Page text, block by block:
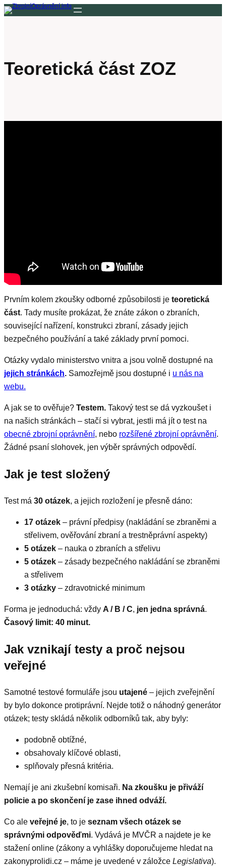
Přeskočit
Teoretická část ZOZ
Prvním kolem zkoušky odborné způsobilosti je teoretická
část. Tady musíte prokázat, že znáte zákon o zbraních,
související nařízení, konstrukci zbraní, zásady jejich
bezpečného používání a také základy první pomoci.
Otázky vydalo ministerstvo vnitra a jsou volně dostupné na
jejich stránkách. Samozřejmě jsou dostupné i u nás na
webu.
A jak se to ověřuje? Testem. Takový test se dá vyzkoušet i
na našich stránkách – stačí si vybrat, jestli má jít o test na
obecné zbrojní oprávnění, nebo rozšířené zbrojní oprávnění.
Žádné psaní slohovek, jen výběr správných odpovědí.
Jak je test složený
Test má 30 otázek, a jejich rozložení je přesně dáno:
17 otázek – právní předpisy (nakládání se zbraněmi a
střelivem, ověřování zbraní a trestněprávní aspekty)
5 otázek – nauka o zbraních a střelivu
5 otázek – zásady bezpečného nakládání se zbraněmi
a střelivem
3 otázky – zdravotnické minimum
Forma je jednoduchá: vždy A / B / C, jen jedna správná.
Časový limit: 40 minut.
Jak vznikají testy a proč nejsou
veřejné
Samotné testové formuláře jsou utajené – jejich zveřejnění
by bylo dokonce protiprávní. Nejde totiž o náhodný generátor
otázek; testy skládá několik odborníků tak, aby byly:
podobně obtížné,
obsahovaly klíčové oblasti,
splňovaly přesná kritéria.
Nemají je ani zkušební komisaři. Na zkoušku je přiváží
policie a po skončení je zase ihned odváží.
Co ale veřejné je, to je seznam všech otázek se
správnými odpověďmi. Vydává je MVČR a najdete je ke
stažení online (zákony a vyhlášky doporučujeme hledat na
zakonyprolidi.cz – máme je uvedené v záložce Legislativa).